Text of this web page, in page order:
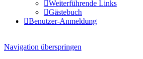
Weiterführende Links
Gästebuch
Benutzer-Anmeldung
Navigation überspringen